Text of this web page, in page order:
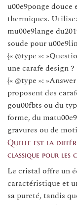
u00e9ponge douce
thermiques.
mu00e9lange
soude pour
{« @type »:
une carafe design
{« @type »:
proposent des
gou00fbts ou du
forme, du
gravures ou de
Quelle est la
classique pour les
Le cristal offre un
caractéristique et
sa pureté, tandis